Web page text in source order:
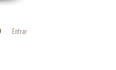
Entrar